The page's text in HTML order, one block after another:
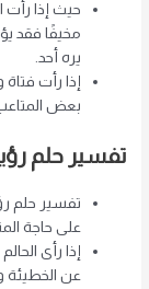
حيث إذا رأت
مخيفًا فقد
يره أحد.
إذا رأت
بعض
تفسير حلم
تفسير حلم
على حاجة
إذا رأى
عن الخطيئة